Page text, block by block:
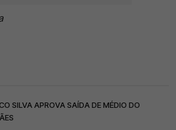
SILVA APROVA SAÍDA DE MÉDIO DO